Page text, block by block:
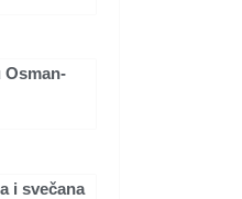
Osman-
i svečana